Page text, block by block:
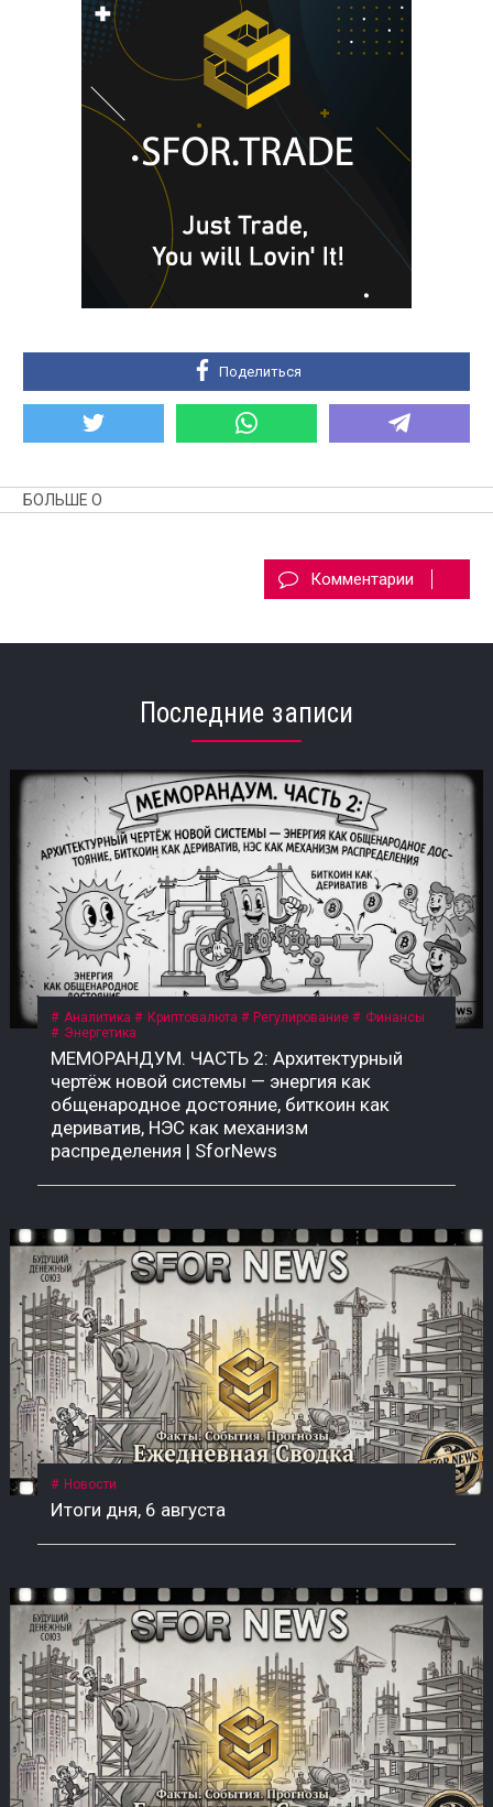
Поделиться
БОЛЬШЕ О
Комментарии
Последние записи
Аналитика Криптовалюта Регулирование
Финансы
Энергетика
МЕМОРАНДУМ. ЧАСТЬ 2: Архитектурный
чертёж новой системы — энергия как
общенародное достояние, биткоин как
дериватив, НЭС как механизм
распределения | SforNews
Новости
Итоги дня, 6 августа